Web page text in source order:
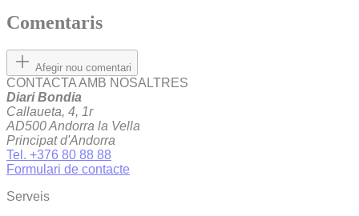
Comentaris
Afegir nou comentari
CONTACTA AMB NOSALTRES
Diari Bondia
Callaueta, 4, 1r
AD500 Andorra la Vella
Principat d'Andorra
Tel. +376 80 88 88
Formulari de contacte
Serveis